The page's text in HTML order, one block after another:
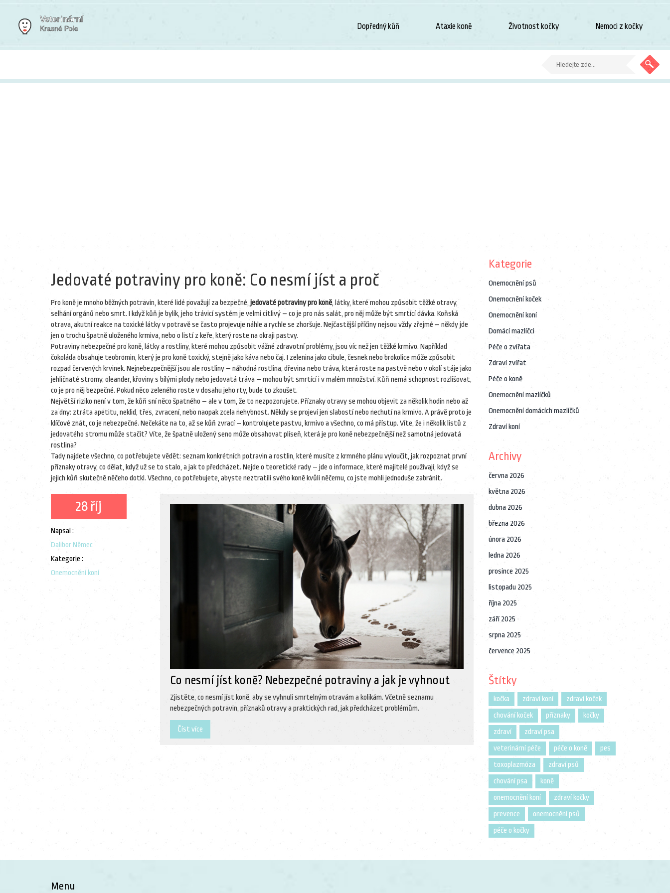
Dopředný kůň Ataxie koně Životnost kočky Nemoci z kočky
Jedovaté potraviny pro koně: Co nesmí jíst a proč
Pro koně je mnoho běžných potravin, které lidé považují za bezpečné, jedovaté potraviny pro koně, látky, které mohou způsobit těžké otravy,
selhání orgánů nebo smrt. I když kůň je bylík, jeho trávicí systém je velmi citlivý – co je pro nás salát, pro něj může být smrtící dávka. Koňská
otrava, akutní reakce na toxické látky v potravěse často projevuje náhle a rychle se zhoršuje. Nejčastější příčiny nejsou vždy zřejmé – někdy jde
jen o trochu špatně uloženého krmiva, nebo o listí z keře, který roste na okraji pastvy.
Potraviny nebezpečné pro koně, látky a rostliny, které mohou způsobit vážné zdravotní problémy, jsou víc než jen těžké krmivo. Například
čokoláda obsahuje teobromin, který je pro koně toxický, stejně jako káva nebo čaj. I zelenina jako cibule, česnek nebo brokolice může způsobit
rozpad červených krvinek. Nejnebezpečnější jsou ale rostliny – náhodná rostlina, dřevina nebo tráva, která roste na pastvě nebo v okolí stáje jako
jehličnaté stromy, oleander, křoviny s bílými plody nebo jedovatá tráva – mohou být smrtící i v malém množství. Kůň nemá schopnost rozlišovat,
co je pro něj bezpečné. Pokud něco zeleného roste v dosahu jeho rty, bude to zkoušet.
Největší riziko není v tom, že kůň sní něco špatného – ale v tom, že to nezpozorujete. Příznaky otravy se mohou objevit za několik hodin nebo až
za dny: ztráta apetitu, neklid, třes, zvracení, nebo naopak zcela nehybnost. Někdy se projeví jen slabostí nebo nechutí na krmivo. A právě proto je
klíčové znát, co je nebezpečné. Nečekáte na to, až se kůň zvrací – kontrolujete pastvu, krmivo a všechno, co má přístup. Víte, že i několik listů z
jedovatého stromu může stačit? Víte, že špatně uložený seno může obsahovat plíseň, která je pro koně nebezpečnější než samotná jedovatá
rostlina?
Tady najdete všechno, co potřebujete vědět: seznam konkrétních potravin a rostlin, které musíte z krmného plánu vyloučit, jak rozpoznat první
příznaky otravy, co dělat, když už se to stalo, a jak to předcházet. Nejde o teoretické rady – jde o informace, které majitelé používají, když se
jejich kůň skutečně něčeho dotkl. Všechno, co potřebujete, abyste neztratili svého koně kvůli něčemu, co jste mohli jednoduše zabránit.
28 říj
Napsal :
Dalibor Němec
Kategorie :
Onemocnění koní
Co nesmí jíst koně? Nebezpečné potraviny a jak je vyhnout
Zjistěte, co nesmí jíst koně, aby se vyhnuli smrtelným otravám a kolikám. Včetně seznamu
nebezpečných potravin, příznaků otravy a praktických rad, jak předcházet problémům.
Číst více
Kategorie
Onemocnění psů
Onemocnění koček
Onemocnění koní
Domácí mazlíčci
Péče o zvířata
Zdraví zvířat
Péče o koně
Onemocnění mazlíčků
Onemocnění domácích mazlíčků
Zdraví koní
Archivy
června 2026
května 2026
dubna 2026
března 2026
února 2026
ledna 2026
prosince 2025
listopadu 2025
října 2025
září 2025
srpna 2025
července 2025
Štítky
kočka zdraví koní
zdraví koček
chování koček
příznaky
kočky
zdraví
zdraví psa
veterinární péče
péče o koně
pes
toxoplazmóza
zdraví psů
chování psa
koně
onemocnění koní
zdraví kočky
prevence
onemocnění psů
péče o kočky
Menu